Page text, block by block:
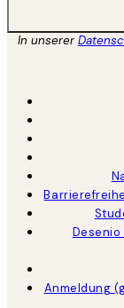
In unserer
Desenio
Anmeldung